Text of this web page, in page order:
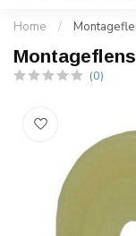
Home /
(0)